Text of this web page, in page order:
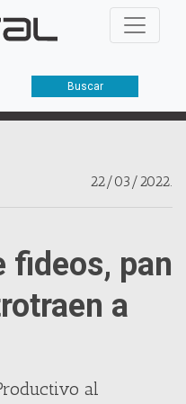
Buscar
22/03/2022.
fideos, pan
a
al